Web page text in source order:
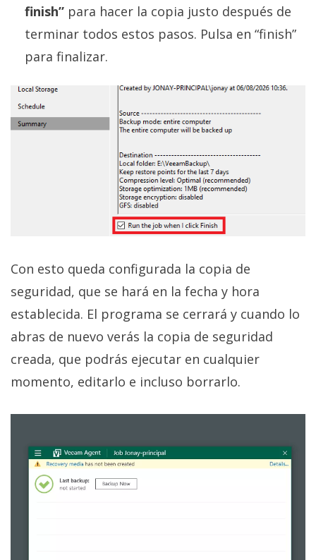
finish” para hacer la copia justo después de
terminar todos estos pasos. Pulsa en “finish”
para finalizar.
Con esto queda configurada la copia de
seguridad, que se hará en la fecha y hora
establecida. El programa se cerrará y cuando lo
abras de nuevo verás la copia de seguridad
creada, que podrás ejecutar en cualquier
momento, editarlo e incluso borrarlo.